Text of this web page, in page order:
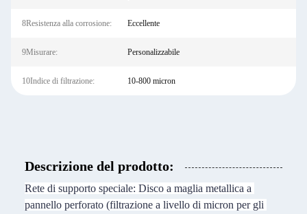
8Resistenza alla corrosione: Eccellente
9Misurare: Personalizzabile
10Indice di filtrazione: 10-800 micron
Descrizione del prodotto:
Rete di supporto speciale: Disco a maglia metallica a
pannello perforato (filtrazione a livello di micron per gli